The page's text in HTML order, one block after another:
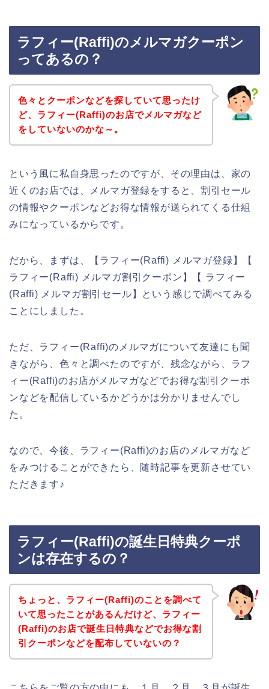
ラフィー(Raffi)のメルマガクーポン
ってあるの？
色々とクーポンなどを探していて思ったけ
ど、ラフィー(Raffi)のお店でメルマガなど
をしていないのかな～。
という風に私自身思ったのですが、その理由は、家の
近くのお店では、メルマガ登録をすると、割引セール
の情報やクーポンなどお得な情報が送られてくる仕組
みになっているからです。
だから、まずは、【ラフィー(Raffi) メルマガ登録】【
ラフィー(Raffi) メルマガ割引クーポン】【 ラフィー
(Raffi) メルマガ割引セール】という感じで調べてみる
ことにしました。
ただ、ラフィー(Raffi)のメルマガについて友達にも聞
きながら、色々と調べたのですが、残念ながら、ラフ
ィー(Raffi)のお店がメルマガなどでお得な割引クーポ
ンなどを配信しているかどうかは分かりませんでし
た。
なので、今後、ラフィー(Raffi)のお店のメルマガなど
をみつけることができたら、随時記事を更新させてい
ただきます♪
ラフィー(Raffi)の誕生日特典クーポ
ンは存在するの？
ちょっと、ラフィー(Raffi)のことを調べて
いて思ったことがあるんだけど、ラフィー
(Raffi)のお店で誕生日特典などでお得な割
引クーポンなどを配布していないの？